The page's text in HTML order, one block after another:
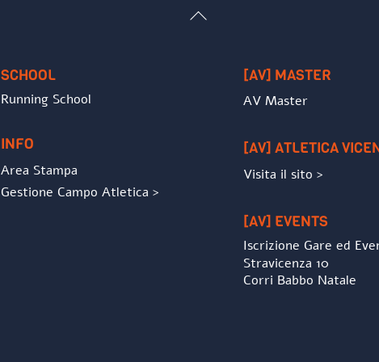
Back
SCHOOL
Running School
INFO
Area Stampa
Gestione Campo Atletica >
[AV] MASTER
AV Master
[AV] ATLETICA
Visita il sito >
[AV] EVENTS
Iscrizione Gare ed
Stravicenza 10
Corri Babbo Natale